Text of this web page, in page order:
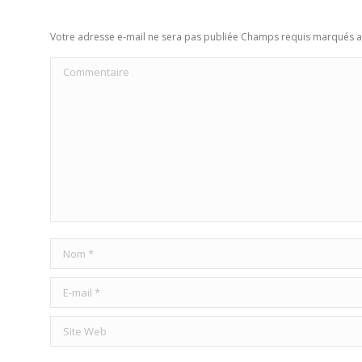
Votre adresse e-mail ne sera pas publiée Champs requis marqués
Commentaire
Nom *
E-mail *
Site Web